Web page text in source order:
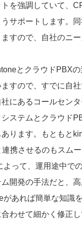
を強調していて、
サポートします。
すので、自社のニ
とクラウドPBX
すので、すでに自
にあるコールセン
ステムとクラウド
ります。もともと
携させるのもスム
よって、運用途中で
開発の手法だと、
があれば簡単な知識
わせて細かく修正し